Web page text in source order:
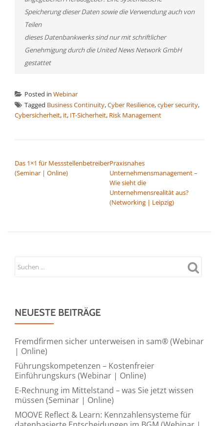
Speicherung dieser Daten sowie die Verwendung auch von
Teilen
dieses Datenbankwerks sind nur mit schriftlicher
Genehmigung durch die United News Network GmbH
gestattet
Posted in Webinar
Tagged Business Continuity,Cyber Resilience,cyber security,
Cybersicherheit, it, IT-Sicherheit, Risk Management
Das 1×1 für Messstellenbetreiber
(Seminar | Online)
Praxisnahes
Unternehmensmanagement –
Wie sieht die
Unternehmensrealität aus?
(Networking | Leipzig)
NEUESTE BEITRÄGE
Fremdfirmen sicher unterweisen in sam® (Webinar
| Online)
Führungskompetenzen – Kostenfreier
Einführungskurs (Webinar | Online)
E-Rechnung im Mittelstand – was Sie jetzt wissen
müssen (Seminar | Online)
MOOVE Reflect & Learn: Kennzahlensysteme für